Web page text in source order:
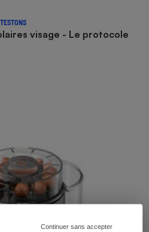
Continuer sans accepter
visage - Le protocole